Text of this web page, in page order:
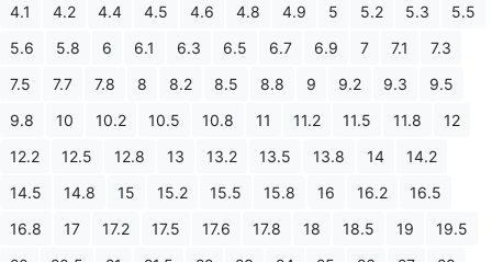
4.1
4.2 4.4 4.5 4.6 4.8 4.9 5 5.2 5.3
5.5
5.6
5.8 6 6.1 6.3 6.5 6.7 6.9 7 7.1
7.3
7.5
7.7 7.8 8 8.2 8.5 8.8 9 9.2 9.3
9.5
9.8
10 10.2 10.5 10.8 11 11.2 11.5 11.8
12
12.2
12.5 12.8 13 13.2 13.5 13.8 14
14.2
14.5
14.8 15 15.2 15.5 15.8 16 16.2
16.5
16.8
17 17.2 17.5 17.6 17.8 18 18.5 19
19.5